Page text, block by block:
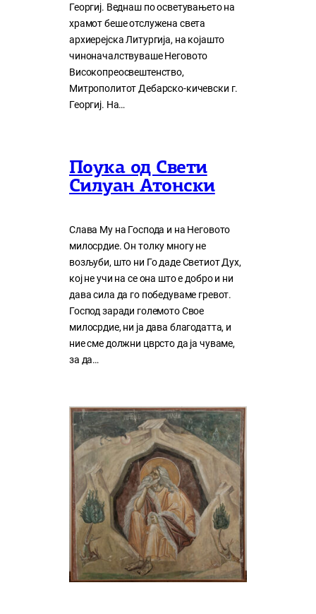
Георгиј. Веднаш по осветувањето на
храмот беше отслужена света
архиерејска Литургија, на којашто
чиноначалствуваше Неговото
Високопреосвештенство,
Митрополитот Дебарско-кичевски г.
Георгиј. На…
Поука од Свети
Силуан Атонски
Слава Му на Господа и на Неговото
милосрдие. Он толку многу нe
возљуби, што ни Го даде Светиот Дух,
кој нe учи на сe она што е добро и ни
дава сила да го победуваме гревот.
Господ заради големото Свое
милосрдие, ни ја дава благодатта, и
ние сме должни цврсто да ја чуваме,
за да…